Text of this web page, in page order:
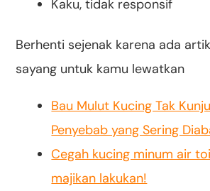
Kaku, tidak responsif
Berhenti sejenak karena ada
sayang untuk kamu lewatkan
Bau Mulut Kucing Tak
Penyebab yang Sering
Cegah kucing minum air
majikan lakukan!